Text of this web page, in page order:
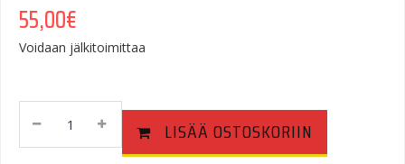
55,00€
Voidaan jälkitoimittaa
Sidestand
LISÄÄ OSTOSKORIIN